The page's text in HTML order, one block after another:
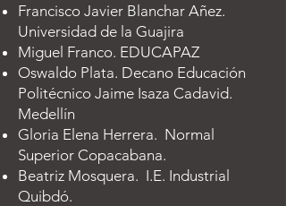
Francisco Javier Blanchar Añez.
Universidad de la Guajira
Miguel Franco. EDUCAPAZ
Oswaldo Plata. Decano Educación
Politécnico Jaime Isaza Cadavid.
Medellín
Gloria Elena Herrera. Normal
Superior Copacabana.
Beatriz Mosquera. I.E. Industrial
Quibdó.